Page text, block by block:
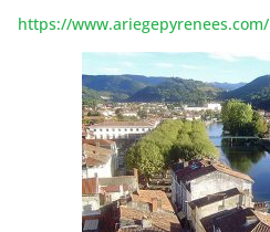
https://www.ariegepyrenees.com/